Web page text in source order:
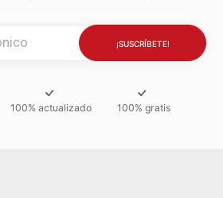
100% actualizado 100% gratis